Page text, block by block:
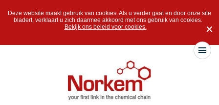
Deze website maakt gebruik van cookies. Als u verder gaat en door onze site
bladert, verklaart u zich daarmee akkoord met ons gebruik van cookies.
Bekijk ons beleid voor cookies.
✕